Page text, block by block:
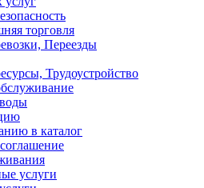
торговля
Переезды
Трудоустройство
в каталог
услуги